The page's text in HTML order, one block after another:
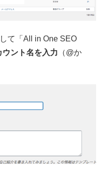
て「All in One SEO
ント名を入力 （@か